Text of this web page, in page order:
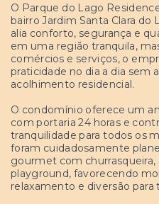
O Parque do Lago
bairro Jardim Santa Clara
alia conforto, segurança e
em uma região tranquila,
comércios e serviços, o
praticidade no dia a dia sem
acolhimento residencial.
O condomínio oferece um
com portaria 24 horas e
tranquilidade para todos os
foram cuidadosamente
gourmet com churrasqueira,
playground, favorecendo
relaxamento e diversão para